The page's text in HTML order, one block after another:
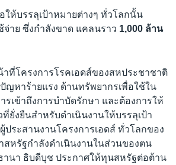
ให้บรรลุเป้าหมายต่างๆ ทั่วโลกนั้น
จ่าย ซึ่งกำลังขาด แคลนราว 1,000 ล้าน
าที่โครงการโรคเอดส์ของสหประชาชาติ
ญหาร้ายแรง ด้านทรัพยากรเพื่อใช้ใน
รเข้าถึงการบำบัดรักษา และต้องการให้
ยั่งยืนสำหรับดำเนินงานให้บรรลุเป้า
ประสานงานโครงการเอดส์ ทั่วโลกของ
สหรัฐกำลังดำเนินงานในส่วนของตน
านา ธิบดีบุช ประกาศให้ทุนสหรัฐต่อต้าน